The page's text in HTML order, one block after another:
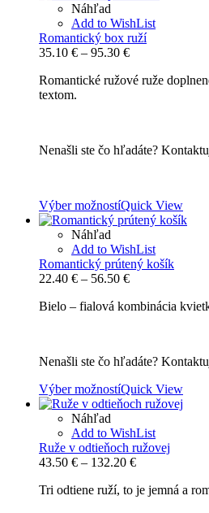
Náhľad
Add to WishList
Romantický box ruží
35.10 € – 95.30 €Price
35.10 €
Romantické ružové ruže
textom.
Nenašli ste čo hľadáte?
Výber možnostíQuick View
Náhľad
Add to WishList
Romantický prútený košík
22.40 € – 56.50 €Price
22.40 €
Bielo – fialová kombinácia
Nenašli ste čo hľadáte?
Výber možnostíQuick View
Náhľad
Add to WishList
Ruže v odtieňoch ružovej
43.50 € – 132.20 €Price
43.50 €
Tri odtiene ruží, to je jemná a